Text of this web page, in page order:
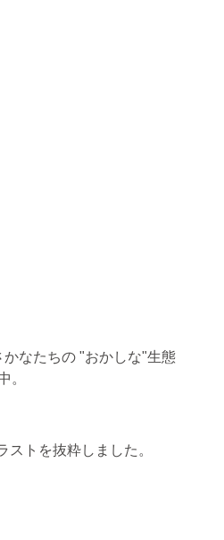
かなたちの "おかしな"⽣態
。
トを抜粋しました。